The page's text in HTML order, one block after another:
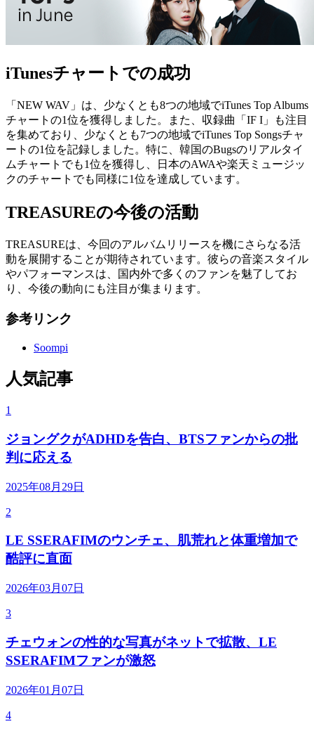
iTunesチャートでの成功
「NEW WAV」は、少なくとも8つの地域でiTunes Top Albums
チャートの1位を獲得しました。また、収録曲「IF I」も注目
を集めており、少なくとも7つの地域でiTunes Top Songsチャ
ートの1位を記録しました。特に、韓国のBugsのリアルタイ
ムチャートでも1位を獲得し、日本のAWAや楽天ミュージッ
クのチャートでも同様に1位を達成しています。
TREASUREの今後の活動
TREASUREは、今回のアルバムリリースを機にさらなる活
動を展開することが期待されています。彼らの音楽スタイル
やパフォーマンスは、国内外で多くのファンを魅了してお
り、今後の動向にも注目が集まります。
参考リンク
Soompi
人気記事
1
ジョングクがADHDを告白、BTSファンからの批
判に応える
2025年08月29日
2
LE SSERAFIMのウンチェ、肌荒れと体重増加で
酷評に直面
2026年03月07日
3
チェウォンの性的な写真がネットで拡散、LE
SSERAFIMファンが激怒
2026年01月07日
4